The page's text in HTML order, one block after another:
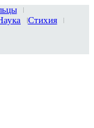
Стихия